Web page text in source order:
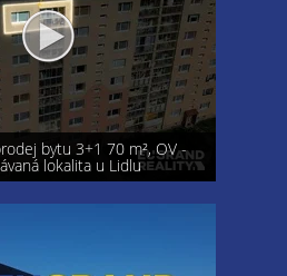
bytu 3+1 70 m², OV -
lokalita u Lidlu